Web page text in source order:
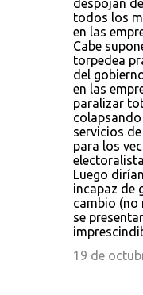
despojan
todos los
en las
Cabe
torpedea
del
en las
paralizar
servicios
para los
Luego
incapaz de
cambio (no
se
19 de